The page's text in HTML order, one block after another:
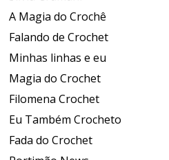
A Magia do Crochê
Falando de Crochet
Minhas linhas e eu
Magia do Crochet
Filomena Crochet
Eu Também Crocheto
Fada do Crochet